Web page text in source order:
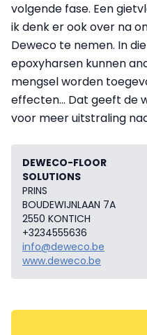
volgende fase. Een
ik denk er ook over na
Deweco te nemen. In
epoxyharsen kunnen
mengsel worden
effecten... Dat geeft de
voor meer uitstraling
DEWECO-FLOOR
SOLUTIONS
PRINS
BOUDEWIJNLAAN 7A
2550 KONTICH
+3234555636
info@deweco.be
www.deweco.be